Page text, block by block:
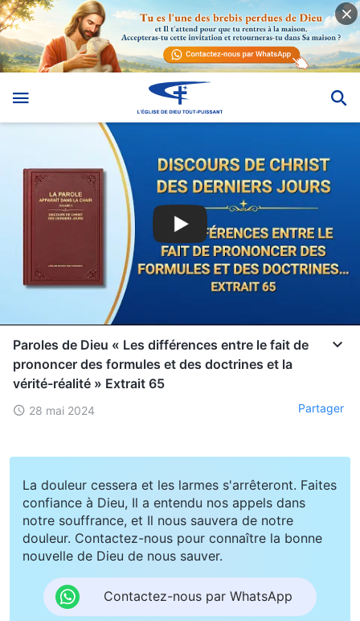
Paroles de Dieu « Les différences entre le fait de
prononcer des formules et des doctrines et la
vérité-réalité » Extrait 65
28 mai 2024 Partager
La douleur cessera et les larmes s'arrêteront. Faites
confiance à Dieu, Il a entendu nos appels dans
notre souffrance, et Il nous sauvera de notre
douleur. Contactez-nous pour connaître la bonne
nouvelle de Dieu de nous sauver.
Contactez-nous par WhatsApp